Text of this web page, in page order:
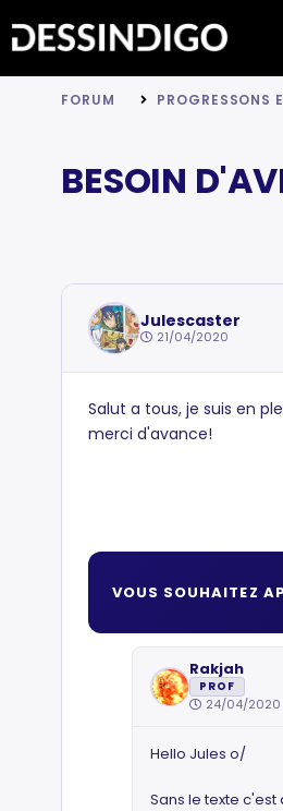
FORUM PROGRESSONS
BESOIN
Julescaster
21/04/2020
Salut a tous, je suis en
merci d'avance!
VOUS SOUHAITEZ
Rakjah
PROF
24/04/2020
Hello Jules o/
Sans le texte